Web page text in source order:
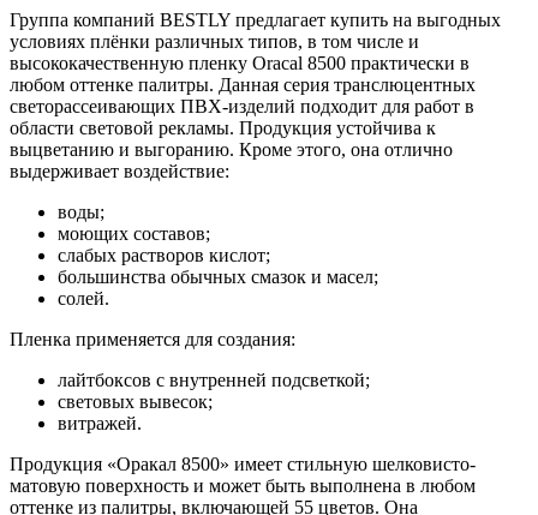
Группа компаний BESTLY предлагает купить на выгодных
условиях плёнки различных типов, в том числе и
высококачественную пленку Oracal 8500 практически в
любом оттенке палитры. Данная серия транслюцентных
светорассеивающих ПВХ-изделий подходит для работ в
области световой рекламы. Продукция устойчива к
выцветанию и выгоранию. Кроме этого, она отлично
выдерживает воздействие:
воды;
моющих составов;
слабых растворов кислот;
большинства обычных смазок и масел;
солей.
Пленка применяется для создания:
лайтбоксов с внутренней подсветкой;
световых вывесок;
витражей.
Продукция «Оракал 8500» имеет стильную шелковисто-
матовую поверхность и может быть выполнена в любом
оттенке из палитры, включающей 55 цветов. Она